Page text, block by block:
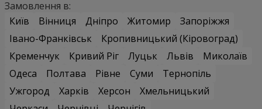
Замовлення в:
Київ
Вінниця Дніпро Житомир
Запоріжжя
Івано-Франківськ
Кропивницький (Кіровоград)
Кременчук
Кривий Ріг Луцьк Львів
Миколаїв
Одеса
Полтава Рівне Суми
Тернопіль
Ужгород
Харків Херсон
Хмельницький